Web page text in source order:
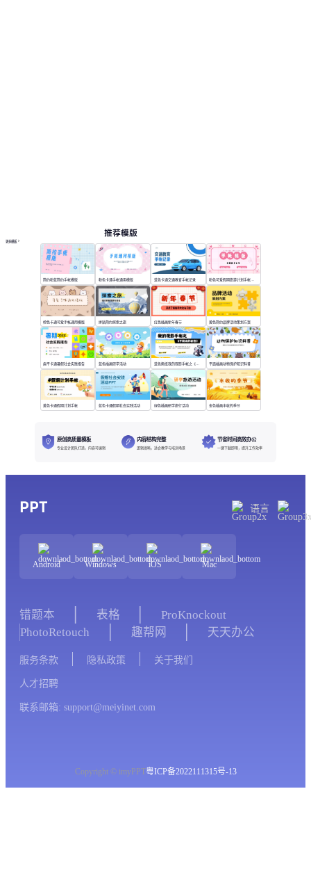
推荐模版
更多模板
简约粉蓝简约手帐模版 粉色卡通手帐通用模版 蓝色卡通交通教育手帐记录 粉色可爱假期旅游计划手帐模版
棕色卡通可爱手帐通用模版 拼贴简约探索之旅 红色插画新年春节 黄色简约品牌活动策划方案
扁平卡通暑假社会实践报告 蓝色插画研学活动 蓝色撕纸我的观影手帐之《不能说的秘密》 平面插画动物保护知识科普
黄色卡通假期计划手帐 蓝色卡通假期社会实践活动 绿色插画研学旅行活动 金色插画丰收的季节
原创高质量模板
专业设计团队打造，内容可编辑
内容结构完整
逻辑清晰，适合教学与培训场景
节省时间高效办公
一键下载即用，提升工作效率
PPT 语言
Android Windows iOS Mac
错题本 表格
ProKnockout
PhotoRetouch
趣帮网 天天办公
服务条款 隐私政策 关于我们
人才招聘
联系邮箱: support@meiyinet.com
Copyright © imyPPT粤ICP备2022111315号-13